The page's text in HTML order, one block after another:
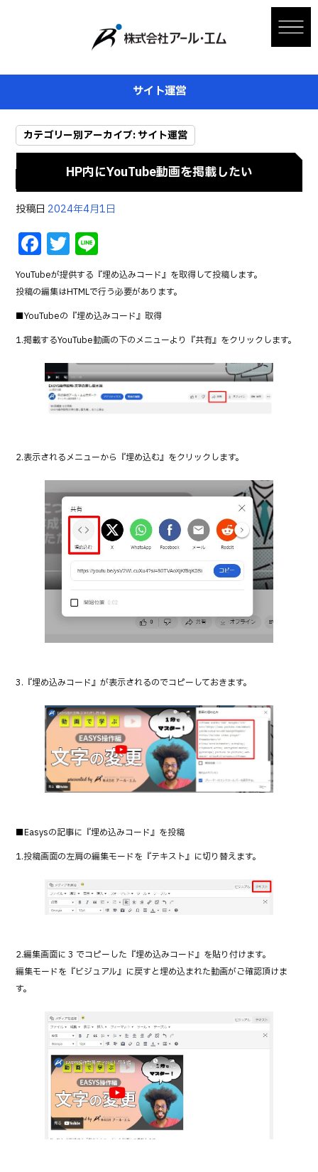
サイト運営
カテゴリー別アーカイブ:サイト運営
HP内にYouTube動画を掲載したい
投稿日 2024年4月1日
F
a
c
e
b
o
o
k
T
w
it
te
r
n
e
YouTubeが提供する『埋め込みコード』を取得して投稿します。
投稿の編集はHTMLで行う必要があります。
■YouTubeの『埋め込みコード』取得
1.掲載するYouTube動画の下のメニューより『共有』をクリックします。
2.表示されるメニューから『埋め込む』をクリックします。
3.『埋め込みコード』が表示されるのでコピーしておきます。
■Easysの記事に『埋め込みコード』を投稿
1.投稿画面の左肩の編集モードを『テキスト』に切り替えます。
2.編集画面に 3 でコピーした『埋め込みコード』を貼り付けます。
編集モードを『ビジュアル』に戻すと埋め込まれた動画がご確認頂けま
す。